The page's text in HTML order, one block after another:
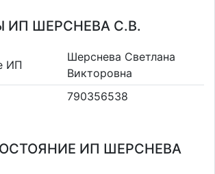
ИП ШЕРСНЕВА С.В.
ИП
Шерснева Светлана
Викторовна
790356538
ИП ШЕРСНЕВА